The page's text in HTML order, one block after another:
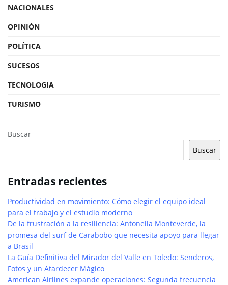
NACIONALES
OPINIÓN
POLÍTICA
SUCESOS
TECNOLOGIA
TURISMO
Buscar
Buscar
Entradas recientes
Productividad en movimiento: Cómo elegir el equipo ideal
para el trabajo y el estudio moderno
De la frustración a la resiliencia: Antonella Monteverde, la
promesa del surf de Carabobo que necesita apoyo para llegar
a Brasil
La Guía Definitiva del Mirador del Valle en Toledo: Senderos,
Fotos y un Atardecer Mágico
American Airlines expande operaciones: Segunda frecuencia